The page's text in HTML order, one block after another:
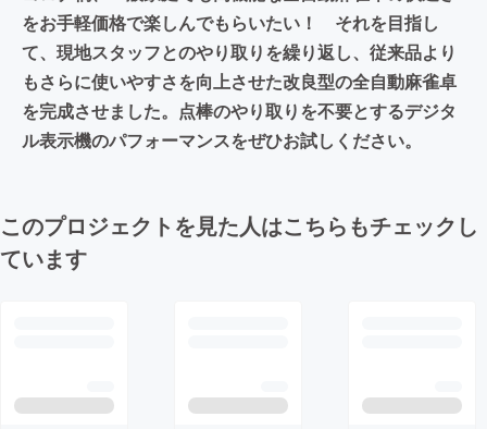
をお手軽価格で楽しんでもらいたい！ それを目指し
て、現地スタッフとのやり取りを繰り返し、従来品より
もさらに使いやすさを向上させた改良型の全自動麻雀卓
を完成させました。点棒のやり取りを不要とするデジタ
ル表示機のパフォーマンスをぜひお試しください。
このプロジェクトを見た人はこちらもチェックし
ています